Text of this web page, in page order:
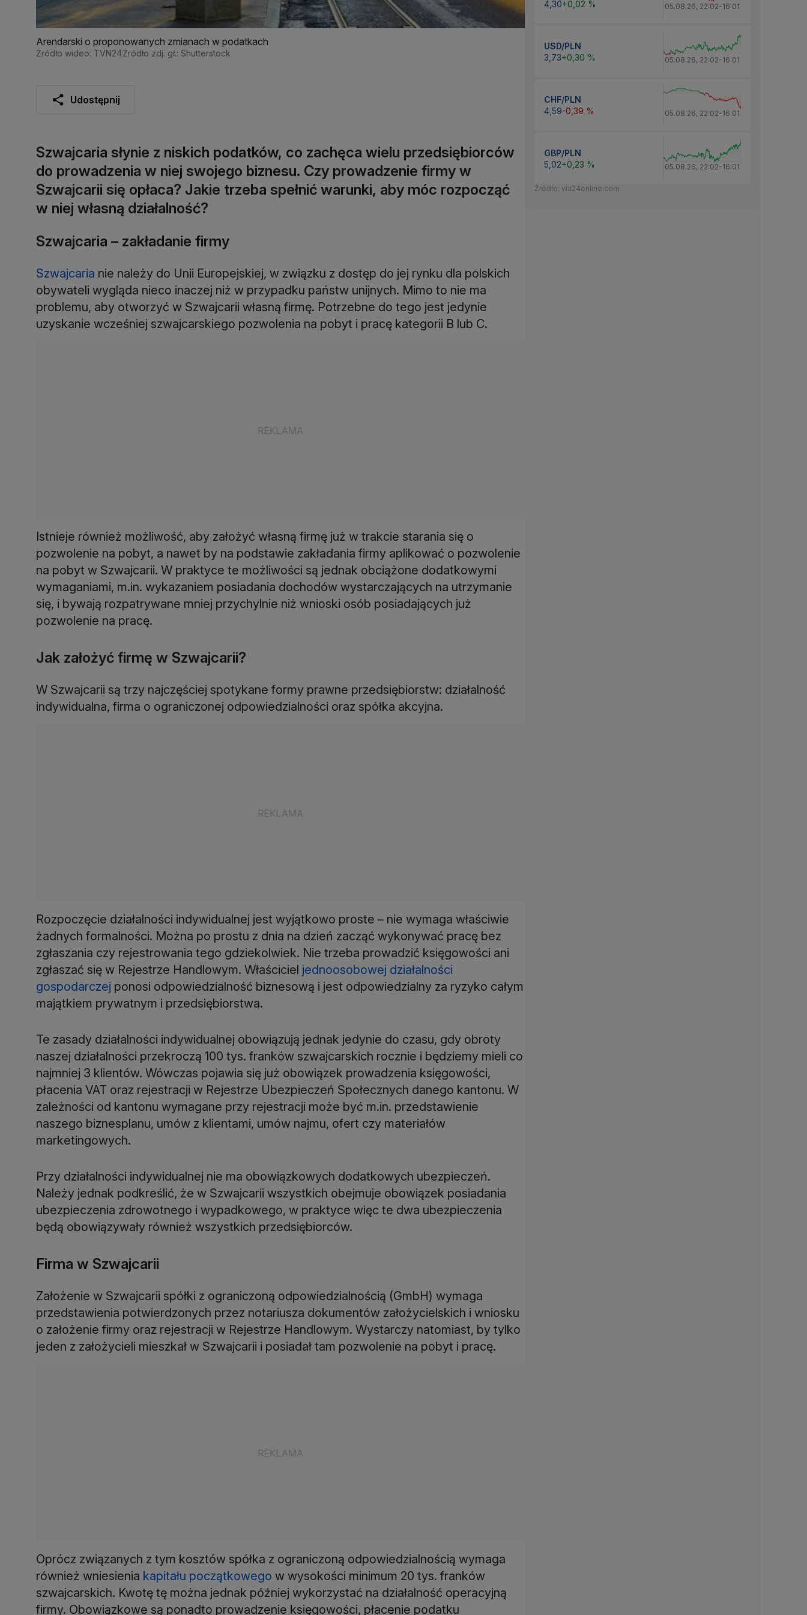
Arendarski o proponowanych zmianach w podatkach
Źródło wideo: TVN24Źródło zdj. gł.: Shutterstock
Udostępnij
Szwajcaria słynie z niskich podatków, co zachęca wielu przedsiębiorców
do prowadzenia w niej swojego biznesu. Czy prowadzenie firmy w
Szwajcarii się opłaca? Jakie trzeba spełnić warunki, aby móc rozpocząć
w niej własną działalność?
Szwajcaria – zakładanie firmy
Szwajcaria nie należy do Unii Europejskiej, w związku z dostęp do jej rynku dla polskich
obywateli wygląda nieco inaczej niż w przypadku państw unijnych. Mimo to nie ma
problemu, aby otworzyć w Szwajcarii własną firmę. Potrzebne do tego jest jedynie
Istnieje również możliwość, aby założyć własną firmę już w trakcie starania się o
pozwolenie na pobyt, a nawet by na podstawie zakładania firmy aplikować o pozwolenie
na pobyt w Szwajcarii. W praktyce te możliwości są jednak obciążone dodatkowymi
wymaganiami, m.in. wykazaniem posiadania dochodów wystarczających na utrzymanie
się, i bywają rozpatrywane mniej przychylnie niż wnioski osób posiadających już
Jak założyć firmę w Szwajcarii?
W Szwajcarii są trzy najczęściej spotykane formy prawne przedsiębiorstw: działalność
Rozpoczęcie działalności indywidualnej jest wyjątkowo proste – nie wymaga właściwie
żadnych formalności. Można po prostu z dnia na dzień zacząć wykonywać pracę bez
zgłaszania czy rejestrowania tego gdziekolwiek. Nie trzeba prowadzić księgowości ani
zgłaszać się w Rejestrze Handlowym. Właściciel jednoosobowej działalności
gospodarczej ponosi odpowiedzialność biznesową i jest odpowiedzialny za ryzyko całym
majątkiem prywatnym i przedsiębiorstwa.
Te zasady działalności indywidualnej obowiązują jednak jedynie do czasu, gdy obroty
naszej działalności przekroczą 100 tys. franków szwajcarskich rocznie i będziemy mieli co
najmniej 3 klientów. Wówczas pojawia się już obowiązek prowadzenia księgowości,
płacenia VAT oraz rejestracji w Rejestrze Ubezpieczeń Społecznych danego kantonu. W
zależności od kantonu wymagane przy rejestracji może być m.in. przedstawienie
naszego biznesplanu, umów z klientami, umów najmu, ofert czy materiałów
Przy działalności indywidualnej nie ma obowiązkowych dodatkowych ubezpieczeń.
Należy jednak podkreślić, że w Szwajcarii wszystkich obejmuje obowiązek posiadania
ubezpieczenia zdrowotnego i wypadkowego, w praktyce więc te dwa ubezpieczenia
Firma w Szwajcarii
Założenie w Szwajcarii spółki z ograniczoną odpowiedzialnością (GmbH) wymaga
przedstawienia potwierdzonych przez notariusza dokumentów założycielskich i wniosku
o założenie firmy oraz rejestracji w Rejestrze Handlowym. Wystarczy natomiast, by tylko
jeden z założycieli mieszkał w Szwajcarii i posiadał tam pozwolenie na pobyt i pracę.
Oprócz związanych z tym kosztów spółka z ograniczoną odpowiedzialnością wymaga
również wniesienia kapitału początkowego w wysokości minimum 20 tys. franków
szwajcarskich. Kwotę tę można jednak później wykorzystać na działalność operacyjną
firmy. Obowiązkowe są ponadto prowadzenie księgowości, płacenie podatku
4,30+0,02 % 05.08.26, 22:02-16:01
USD/PLN
3,73+0,30 % 05.08.26, 22:02-16:01
CHF/PLN
4,59-0,39 % 05.08.26, 22:02-16:01
GBP/PLN
5,02+0,23 % 05.08.26, 22:02-16:01
Źródło: via24online.com